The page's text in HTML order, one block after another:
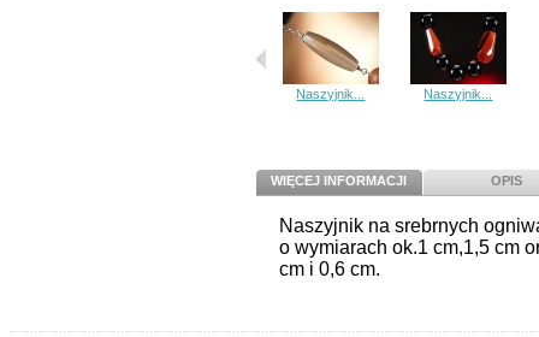
Naszyjnik... Naszyjnik...
WIĘCEJ INFORMACJI OPIS
Naszyjnik na srebrnych
o wymiarach ok.1 cm,1,5 cm
cm i 0,6 cm.